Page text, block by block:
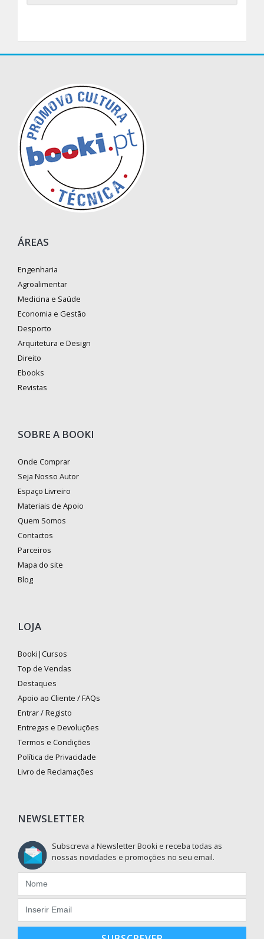
ÁREAS
Engenharia
Agroalimentar
Medicina e Saúde
Economia e Gestão
Desporto
Arquitetura e Design
Direito
Ebooks
Revistas
SOBRE A BOOKI
Onde Comprar
Seja Nosso Autor
Espaço Livreiro
Materiais de Apoio
Quem Somos
Contactos
Parceiros
Mapa do site
Blog
LOJA
Booki|Cursos
Top de Vendas
Destaques
Apoio ao Cliente / FAQs
Entrar / Registo
Entregas e Devoluções
Termos e Condições
Política de Privacidade
Livro de Reclamações
NEWSLETTER
Subscreva a Newsletter Booki e receba todas as
nossas novidades e promoções no seu email.